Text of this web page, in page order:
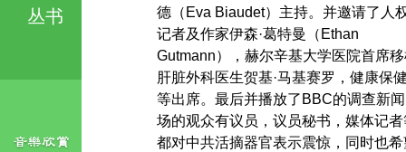
丛书
德（Eva Biaudet）主持。并邀请了人
记者及作家伊森·葛特曼（Ethan
Gutmann），赫尔辛基大学医院首席
肝脏外科医生贺基·马基赛罗，健康保
等出席。最后并播放了BBC的调查新
场的观众有议员，议员秘书，媒体记者
都对中共活摘器官表示震惊，同时也希